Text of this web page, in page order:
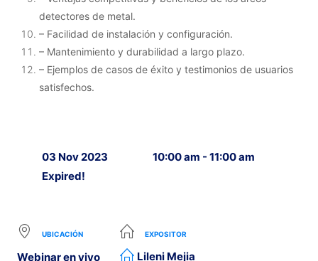
detectores de metal.
– Facilidad de instalación y configuración.
– Mantenimiento y durabilidad a largo plazo.
– Ejemplos de casos de éxito y testimonios de usuarios
satisfechos.
03 Nov 2023
Expired!
10:00 am - 11:00 am
UBICACIÓN
Webinar en vivo
EXPOSITOR
Lileni Mejia